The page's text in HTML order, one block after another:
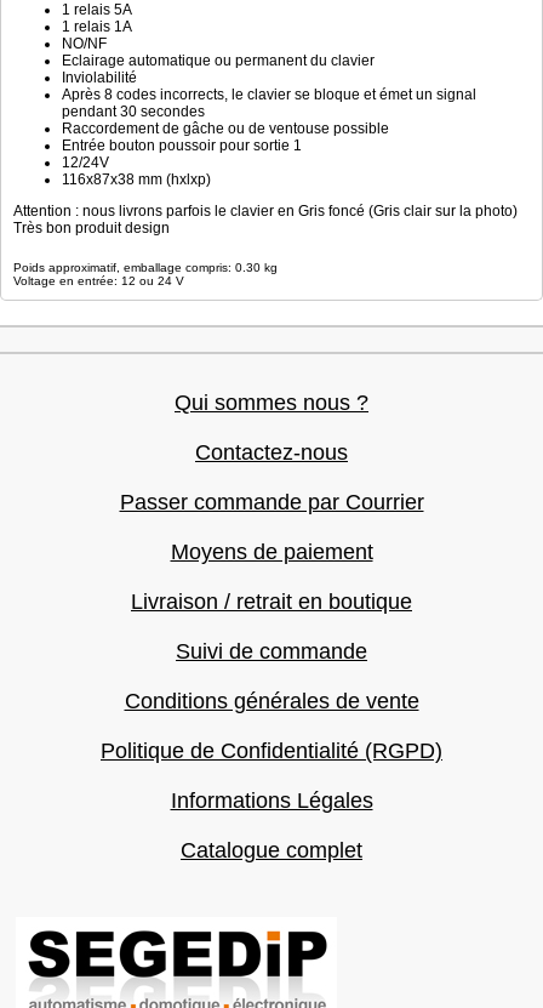
1 relais 5A
1 relais 1A
NO/NF
Eclairage automatique ou permanent du clavier
Inviolabilité
Après 8 codes incorrects, le clavier se bloque et émet un signal
pendant 30 secondes
Raccordement de gâche ou de ventouse possible
Entrée bouton poussoir pour sortie 1
12/24V
116x87x38 mm (hxlxp)
Attention : nous livrons parfois le clavier en Gris foncé (Gris clair sur la photo)
Très bon produit design
Poids approximatif, emballage compris: 0.30 kg
Voltage en entrée: 12 ou 24 V
Qui sommes nous ?
Contactez-nous
Passer commande par Courrier
Moyens de paiement
Livraison / retrait en boutique
Suivi de commande
Conditions générales de vente
Politique de Confidentialité (RGPD)
Informations Légales
Catalogue complet